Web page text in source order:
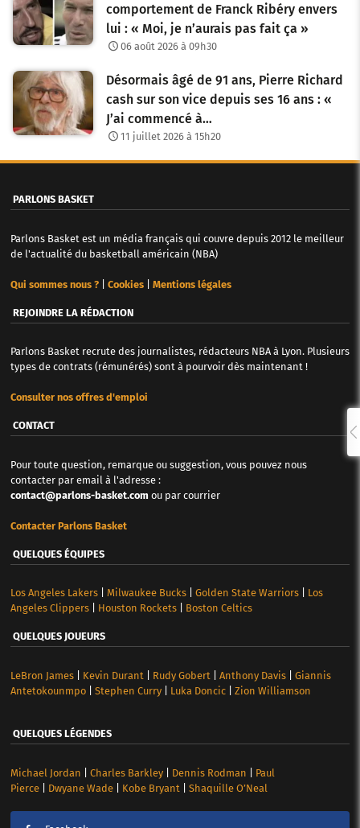
comportement de Franck Ribéry envers
lui : « Moi, je n’aurais pas fait ça »
06 août 2026 à 09h30
Désormais âgé de 91 ans, Pierre Richard
cash sur son vice depuis ses 16 ans : «
J’ai commencé à…
11 juillet 2026 à 15h20
PARLONS BASKET
Parlons Basket est un média français qui couvre depuis 2012 le meilleur
de l'actualité du basketball américain (NBA)
Qui sommes nous ?| Cookies| Mentions légales
REJOINDRE LA RÉDACTION
Parlons Basket recrute des journalistes, rédacteurs NBA à Lyon. Plusieurs
types de contrats (rémunérés) sont à pourvoir dès maintenant !
Consulter nos offres d'emploi
CONTACT
Pour toute question, remarque ou suggestion, vous pouvez nous
contacter par email à l'adresse :
contact@parlons-basket.com ou par courrier
Contacter Parlons Basket
QUELQUES ÉQUIPES
Los Angeles Lakers| Milwaukee Bucks| Golden State Warriors| Los
Angeles Clippers| Houston Rockets| Boston Celtics
QUELQUES JOUEURS
LeBron James| Kevin Durant Rudy Gobert Anthony Davis| Giannis
Antetokounmpo| Stephen Curry| Luka Doncic| Zion Williamson
QUELQUES LÉGENDES
Michael Jordan Charles Barkley| Dennis Rodman
Paul
Pierce| Dwyane Wade| Kobe Bryant Shaquille O’Neal